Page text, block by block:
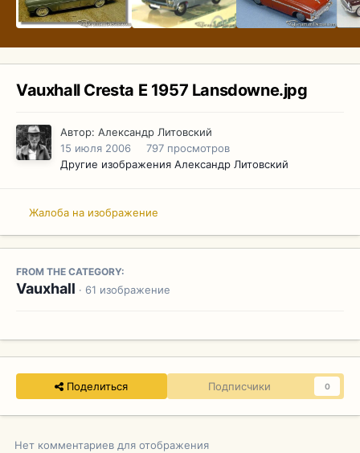
Vauxhall Cresta E 1957 Lansdowne.jpg
Автор: Александр Литовский
15 июля 2006
797 просмотров
Другие изображения Александр Литовский
Жалоба на изображение
FROM THE CATEGORY:
Vauxhall · 61 изображение
Поделиться Подписчики 0
Нет комментариев для отображения